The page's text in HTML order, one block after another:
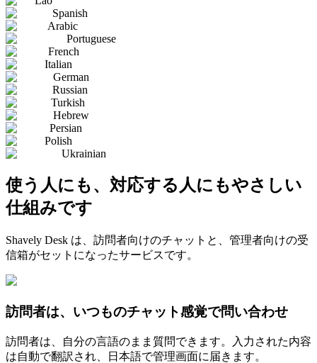
Spanish
Arabic
Portuguese
French
Italian
German
Russian
Turkish
Hebrew
Persian
Polish
Ukrainian
使う人にも、対応する人にもやさしい
仕組みです
Shavely Desk は、訪問者向けのチャットと、管理者向けの受
信箱がセットになったサービスです。
訪問者は、いつものチャット感覚で問い合わせ
訪問者は、自分の言語のまま質問できます。入力された内容
は自動で翻訳され、日本語で管理画面に届きます。